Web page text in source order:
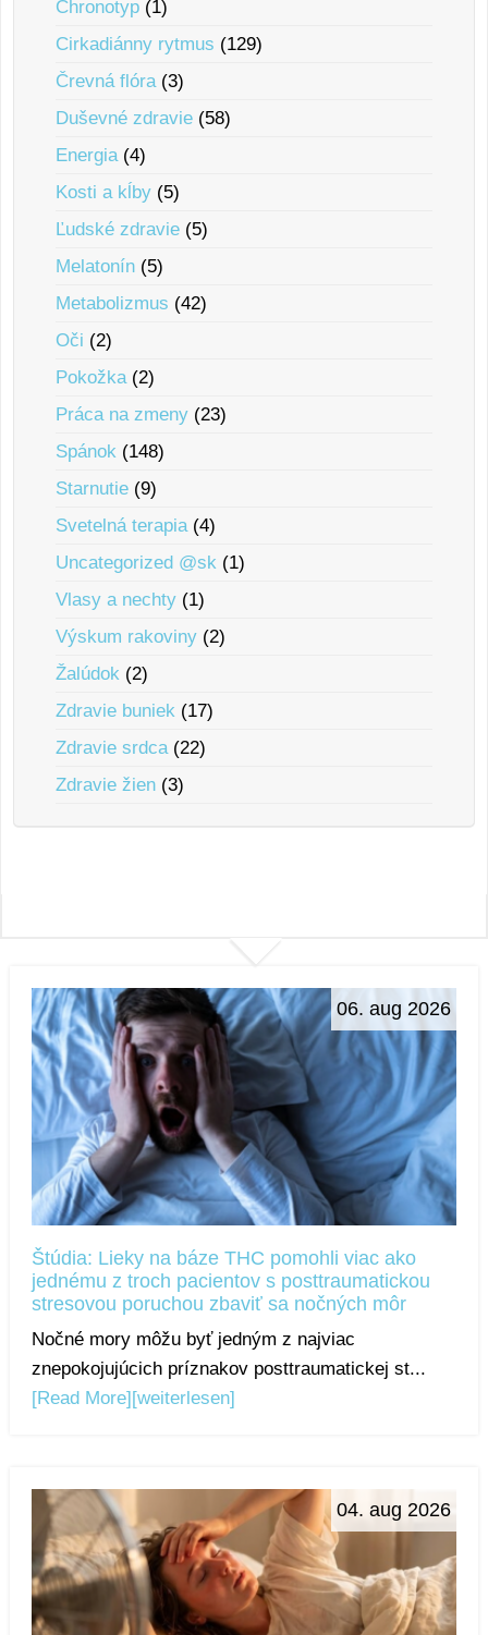
Chronotyp (1)
Cirkadiánny rytmus (129)
Črevná flóra(3)
Duševné zdravie (58)
Energia(4)
Kosti a kĺby (5)
Ľudské zdravie (5)
Melatonín (5)
Metabolizmus (42)
Oči (2)
Pokožka(2)
Práca na zmeny (23)
Spánok (148)
Starnutie (9)
Svetelná terapia(4)
Uncategorized @sk (1)
Vlasy a nechty (1)
Výskum rakoviny (2)
Žalúdok (2)
Zdravie buniek (17)
Zdravie srdca(22)
Zdravie žien (3)
06. aug 2026
Štúdia: Lieky na báze THC pomohli viac ako
jednému z troch pacientov s posttraumatickou
stresovou poruchou zbaviť sa nočných môr
Nočné mory môžu byť jedným z najviac
znepokojujúcich príznakov posttraumatickej st...
[Read More][weiterlesen]
04. aug 2026